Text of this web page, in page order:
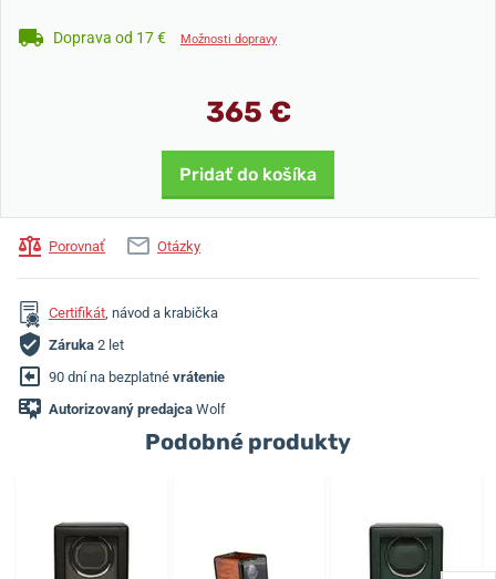
Doprava od 17 € Možnosti dopravy
365 €
Pridať do košíka
Porovnať Otázky
Certifikát, návod a krabička
Záruka 2 let
90 dní na bezplatné vrátenie
Autorizovaný predajca Wolf
Podobné produkty